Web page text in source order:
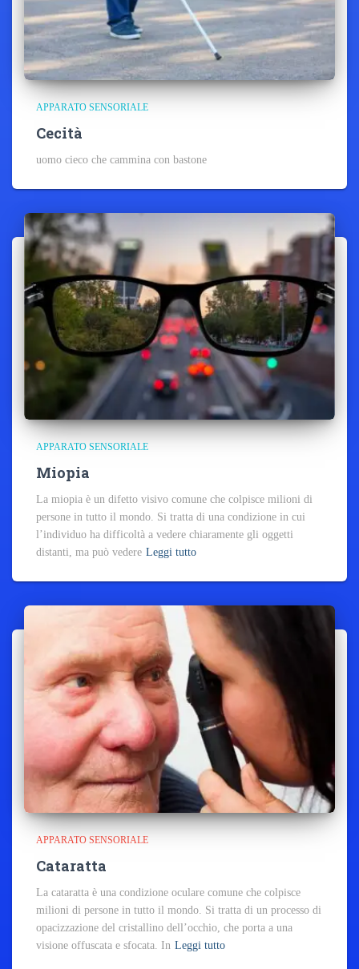
APPARATO SENSORIALE
Cecità
uomo cieco che cammina con bastone
APPARATO SENSORIALE
Miopia
La miopia è un difetto visivo comune che colpisce milioni di
persone in tutto il mondo. Si tratta di una condizione in cui
l’individuo ha difficoltà a vedere chiaramente gli oggetti
distanti, ma può vedere Leggi tutto
APPARATO SENSORIALE
Cataratta
La cataratta è una condizione oculare comune che colpisce
milioni di persone in tutto il mondo. Si tratta di un processo di
opacizzazione del cristallino dell’occhio, che porta a una
visione offuscata e sfocata. In Leggi tutto